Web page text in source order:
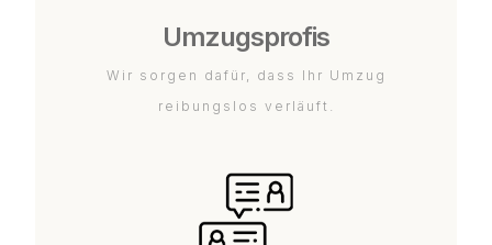
Umzugsprofis
Wir sorgen dafür, dass Ihr Umzug
reibungslos verläuft.